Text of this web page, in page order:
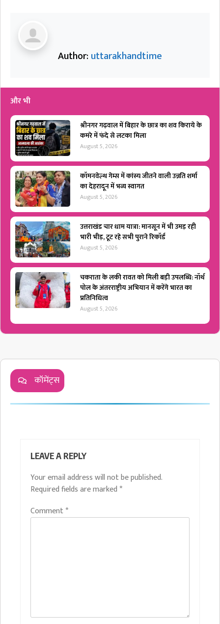
Author:uttarakhandtime
और भी
श्रीनगर गढ़वाल में बिहार के छात्र का शव किराये के
कमरे में फंदे से लटका मिला
August 5, 2026
कॉमनवेल्थ गेम्स में कांस्य जीतने वाली उन्नति शर्मा
का देहरादून में भव्य स्वागत
August 5, 2026
उत्तराखंड चार धाम यात्रा: मानसून में भी उमड़ रही
भारी भीड़, टूट रहे सभी पुराने रिकॉर्ड
August 5, 2026
चकराता के लकी रावत को मिली बड़ी उपलब्धि: नॉर्थ
पोल के अंतरराष्ट्रीय अभियान में करेंगे भारत का
प्रतिनिधित्व
August 5, 2026
कॉमेंट्स
LEAVE A REPLY
Your email address will not be published.
Required fields are marked *
Comment*